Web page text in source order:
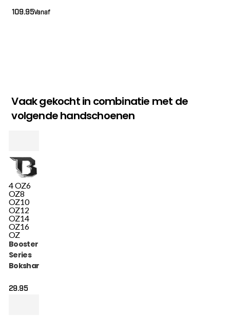
Vanaf
109.95
Vaak gekocht in combinatie met de
volgende handschoenen
4 OZ6
OZ8
OZ10
OZ12
OZ14
OZ16
OZ
Booster Alpha
Series
Bokshandschoenen
BLACK)
29.95